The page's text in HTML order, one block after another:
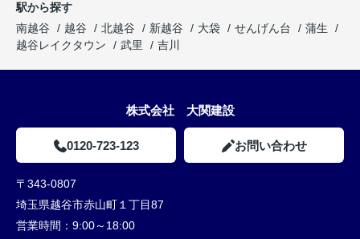
駅から探す
南越谷
越谷 北越谷 新越谷 大袋 せんげん台
蒲生
越谷レイクタウン
武里 吉川
株式会社 大関建設
0120-723-123 お問い合わせ
〒343-0807
埼玉県越谷市赤山町１丁目87
営業時間： 9:00～18:00